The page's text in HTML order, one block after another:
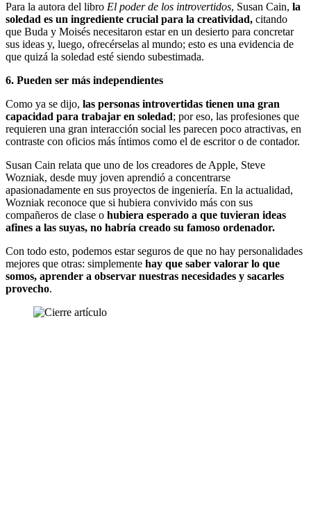
Para la autora del libro El poder de los introvertidos, Susan Cain, la
soledad es un ingrediente crucial para la creatividad, citando
que Buda y Moisés necesitaron estar en un desierto para concretar
sus ideas y, luego, ofrecérselas al mundo; esto es una evidencia de
que quizá la soledad esté siendo subestimada.
6. Pueden ser más independientes
Como ya se dijo, las personas introvertidas tienen una gran
capacidad para trabajar en soledad; por eso, las profesiones que
requieren una gran interacción social les parecen poco atractivas, en
contraste con oficios más íntimos como el de escritor o de contador.
Susan Cain relata que uno de los creadores de Apple, Steve
Wozniak, desde muy joven aprendió a concentrarse
apasionadamente en sus proyectos de ingeniería. En la actualidad,
Wozniak reconoce que si hubiera convivido más con sus
compañeros de clase o hubiera esperado a que tuvieran ideas
afines a las suyas, no habría creado su famoso ordenador.
Con todo esto, podemos estar seguros de que no hay personalidades
mejores que otras: simplemente hay que saber valorar lo que
somos, aprender a observar nuestras necesidades y sacarles
provecho.